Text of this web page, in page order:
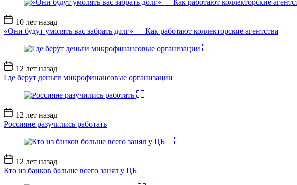
Дата
записи
10 лет назад
«Они будут умолять вас забрать долг» — Как работают коллекторские агентства
Дата
записи
12 лет назад
Где берут деньги микрофинансовые организации
Дата
записи
12 лет назад
Россияне разучились работать
Дата
записи
12 лет назад
Кто из банков больше всего занял у ЦБ